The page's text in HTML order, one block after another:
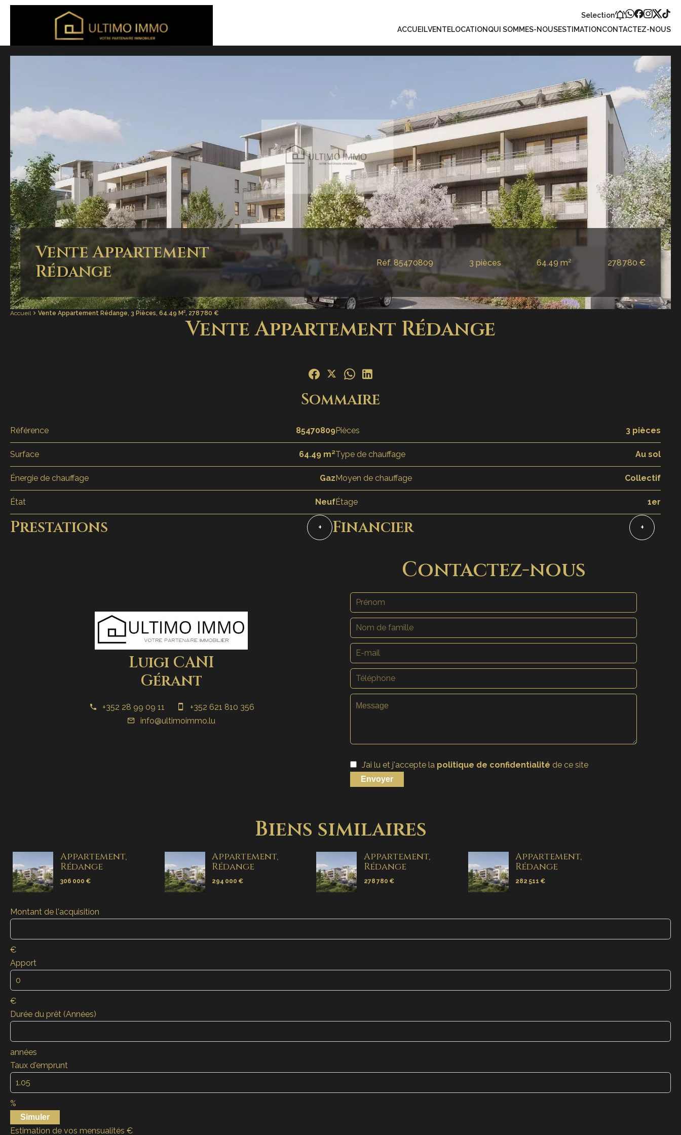
Selection
ACCUEILVENTELOCATION QUI SOMMES-NOUSESTIMATION CONTACTEZ-NOUS
Vente Appartement
Rédange
Réf. 85470809 3 pièces 64.49 m² 278 780 €
Accueil Vente Appartement Rédange, 3 Pièces, 64.49 M², 278 780 €
Vente Appartement Rédange
Sommaire
Référence 85470809Pièces 3 pièces
Surface 64.49 m²Type de chauffage Au sol
Énergie de chauffage GazMoyen de chauffage Collectif
État NeufÉtage 1er
Prestations + Financier +
Luigi CANI
Gérant
+352 28 99 09 11
+352 621 810 356
info@ultimoimmo.lu
Contactez-nous
J’ai lu et j'accepte la politique de confidentialité de ce site
Envoyer
Biens similaires
Appartement,
Rédange
306 000 €
Appartement,
Rédange
294 000 €
Appartement,
Rédange
278 780 €
Appartement,
Rédange
282 511 €
Montant de l'acquisition
€
Apport
€
Durée du prêt (Années)
années
Taux d'emprunt
%
Simuler
Estimation de vos mensualités €